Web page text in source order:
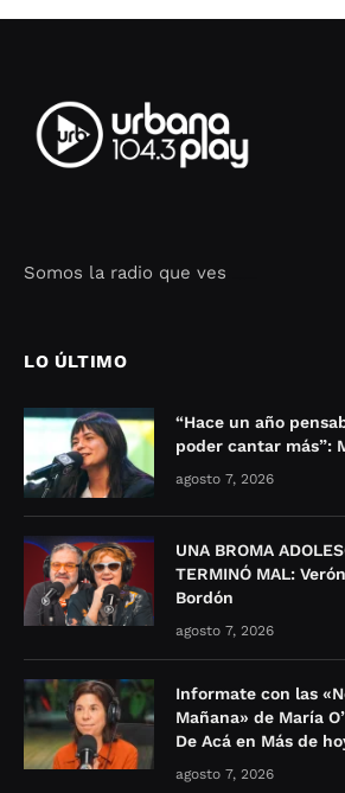
Somos la radio que ves
LO ÚLTIMO
“Hace un año
poder cantar más”:
agosto 7, 2026
UNA BROMA
TERMINÓ MAL:
Bordón
agosto 7, 2026
Informate con las
Mañana» de María
De Acá en Más de
agosto 7, 2026